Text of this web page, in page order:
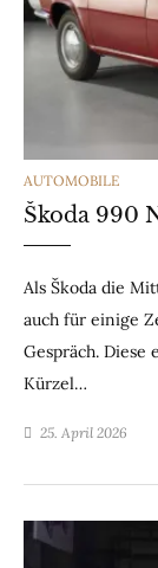
CATEGORIES
AUTOMOBILE
Škoda 990
Als Škoda die
auch für einige
Gespräch.
Kürzel…
25. April 2026